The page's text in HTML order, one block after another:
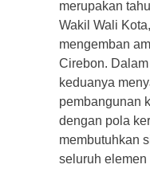
merupakan
Wakil Wali
mengemban
Cirebon.
keduanya
pembangunan
dengan pola
membutuhkan
seluruh elemen